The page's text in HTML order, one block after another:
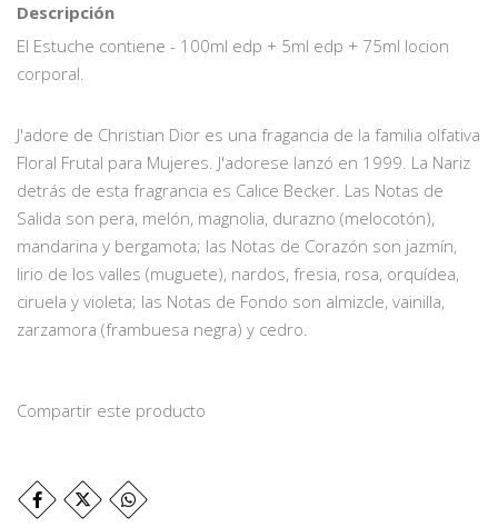
Descripción
El Estuche contiene - 100ml edp + 5ml edp + 75ml locion
corporal.
J'adore de Christian Dior es una fragancia de la familia olfativa
Floral Frutal para Mujeres. J'adorese lanzó en 1999. La Nariz
detrás de esta fragrancia es Calice Becker. Las Notas de
Salida son pera, melón, magnolia, durazno (melocotón),
mandarina y bergamota; las Notas de Corazón son jazmín,
lirio de los valles (muguete), nardos, fresia, rosa, orquídea,
ciruela y violeta; las Notas de Fondo son almizcle, vainilla,
zarzamora (frambuesa negra) y cedro.
Compartir este producto